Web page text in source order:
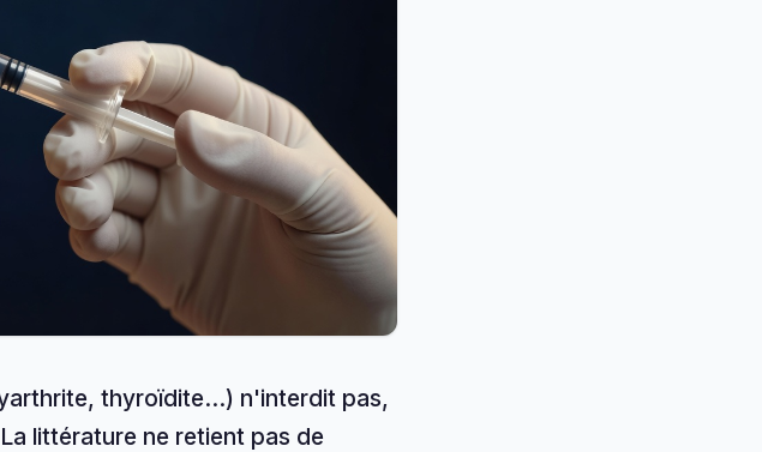
thyroïdite…) n'interdit pas,
littérature ne retient pas de